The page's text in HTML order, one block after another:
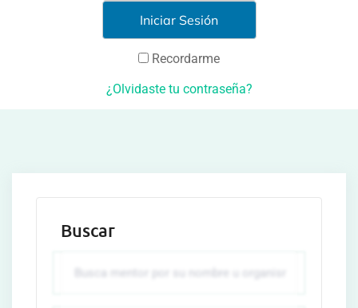
Recordarme
¿Olvidaste tu contraseña?
Buscar